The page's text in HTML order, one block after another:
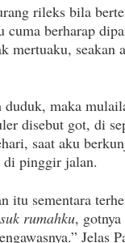
rileks bila
berharap
mertuaku,
maka
disebut got, di
saat aku
pinggir jalan.
itu sementara
rumahku,
Jelas